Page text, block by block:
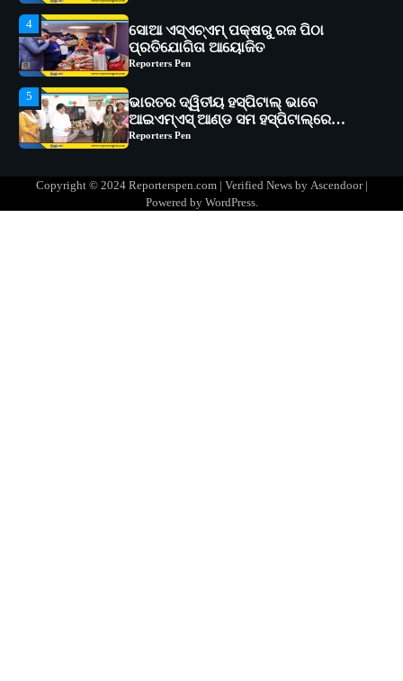
5
ଭାରତର ଦ୍ୱିତୀୟ ହସ୍ପିଟାଲ୍ ଭାବେ
ଆଇଏମ୍‌ଏସ୍ ଆଣ୍ଡ ସମ ହସ୍ପିଟାଲ୍‌ରେ
ଅତ୍ୟାଧୁନିକ ଡିଜିସ୍କାନର ସ୍ଥାପନ
Reporters Pen
1
ସୋଆ ପକ୍ଷରୁ ରାୱେ କାର୍ଯ୍ୟକ୍ରମ ଅଧୀନରେ
୧୧ଟି ଗ୍ରାମରେ ୧୬ଟି କୃଷକ ପ୍ରଶିକ୍ଷଣ
କାର୍ଯ୍ୟକ୍ରମ ଆୟୋଜିତ
Reporters Pen
ବିଶ୍ୱବିଦ୍ୟାଳୟର ସଫଳତା, ଉତ୍କର୍ଷତା ଓ
ଅଗ୍ରଗତିର ସ୍ମୃତିଚାରଣ
Reporters Pen
Copyright © 2024 Reporterspen.com | Verified News by Ascendoor|
Powered by WordPress.